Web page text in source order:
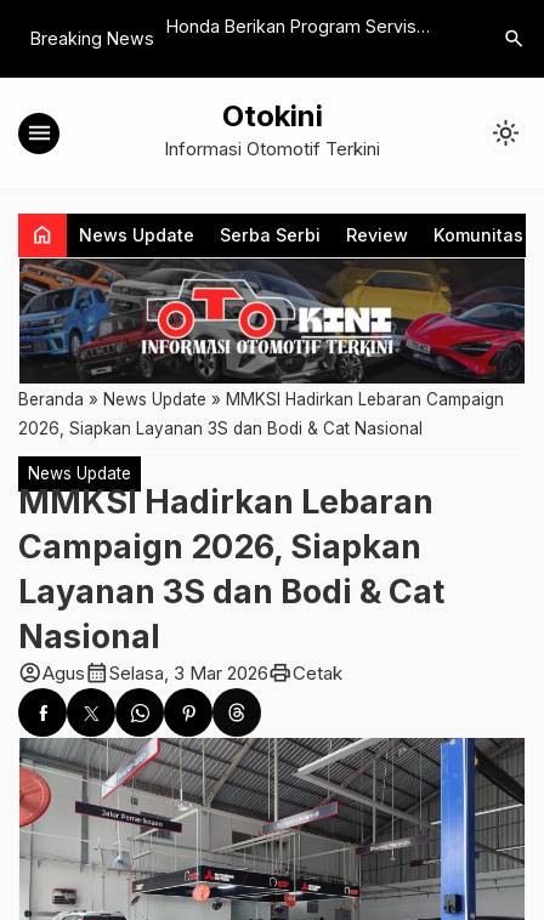
Breaking News
Honda Berikan Program Servis
Terdampak Banjir
search
menu Otokini
Informasi Otomotif Terkini light_mode
home News Update Serba Serbi Review Komunitas
Beranda » News Update » MMKSI Hadirkan Lebaran Campaign
2026, Siapkan Layanan 3S dan Bodi & Cat Nasional
News Update
MMKSI Hadirkan Lebaran
Campaign 2026, Siapkan
Layanan 3S dan Bodi & Cat
Nasional
account_circleAguscalendar_monthSelasa, 3 Mar 2026printCetak